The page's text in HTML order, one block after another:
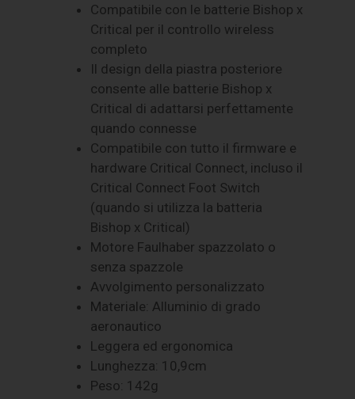
Compatibile con le batterie Bishop x
Critical per il controllo wireless
completo
Il design della piastra posteriore
consente alle batterie Bishop x
Critical di adattarsi perfettamente
quando connesse
Compatibile con tutto il firmware e
hardware Critical Connect, incluso il
Critical Connect Foot Switch
(quando si utilizza la batteria
Bishop x Critical)
Motore Faulhaber spazzolato o
senza spazzole
Avvolgimento personalizzato
Materiale: Alluminio di grado
aeronautico
Leggera ed ergonomica
Lunghezza: 10,9cm
Peso: 142g